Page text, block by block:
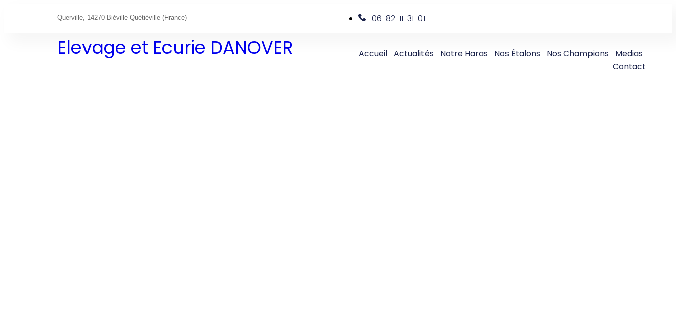
Querville, 14270 Biéville-Quétiéville (France) 06-82-11-31-01
Elevage et Ecurie DANOVER Accueil Actualités Notre Haras Nos Étalons Nos Champions
Medias
Contact